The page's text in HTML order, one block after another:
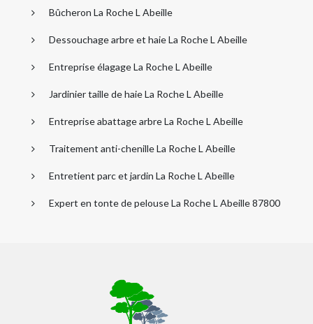
Bûcheron La Roche L Abeille
Dessouchage arbre et haie La Roche L Abeille
Entreprise élagage La Roche L Abeille
Jardinier taille de haie La Roche L Abeille
Entreprise abattage arbre La Roche L Abeille
Traitement anti-chenille La Roche L Abeille
Entretient parc et jardin La Roche L Abeille
Expert en tonte de pelouse La Roche L Abeille 87800